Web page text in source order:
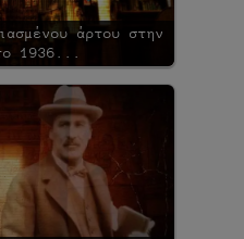
άρτου στην
1936...